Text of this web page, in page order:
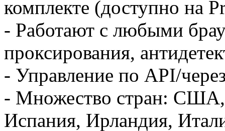
комплекте (доступно на
- Работают с любыми
проксирования,
- Управление по API/
- Множество стран: США,
Испания, Ирландия,